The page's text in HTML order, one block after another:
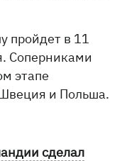
пройдет в 11
Соперниками
этапе
и Польша.
сделал